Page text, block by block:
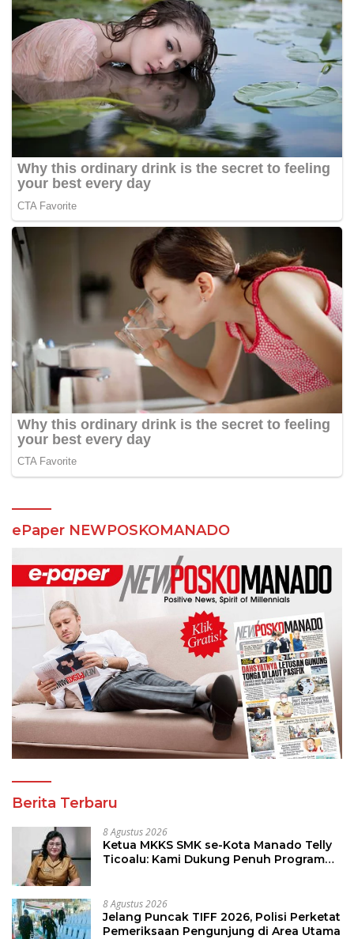
ePaper NEWPOSKOMANADO
Berita Terbaru
8 Agustus 2026
Ketua MKKS SMK se-Kota Manado Telly
Ticoalu: Kami Dukung Penuh Program
8 Agustus 2026
Jelang Puncak TIFF 2026, Polisi Perketat
Pemeriksaan Pengunjung di Area Utama